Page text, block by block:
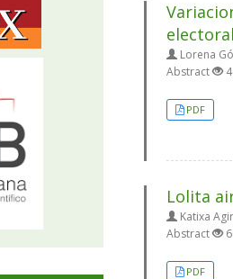
electoral
Lorena
Abstract
PDF
Lolita
Katixa
Abstract
PDF